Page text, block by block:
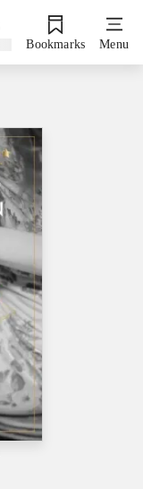
Bookmarks Menu